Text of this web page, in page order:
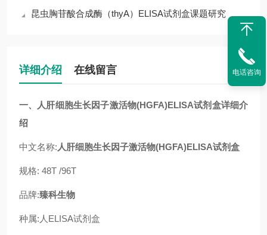
昆虫胸苷酸合成酶（thyA）ELISA试剂盒课题研究
详细介绍 在线留言
一、 人肝细胞生长因子激活物(HGFA)ELISA试剂盒详细介
绍
中文名称: 人肝细胞生长因子激活物(HGFA)ELISA试剂盒
规格: 48T /96T
品牌:臻科生物
种属:人ELISA试剂盒
电话咨询